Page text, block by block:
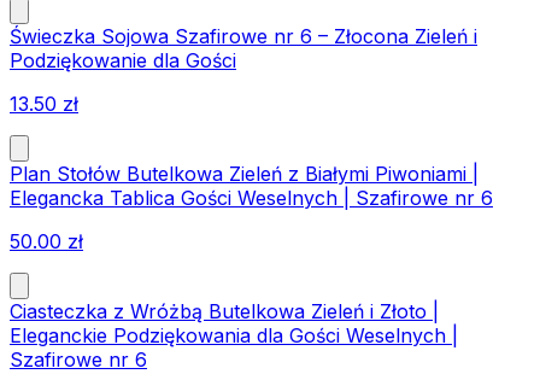
Świeczka Sojowa Szafirowe nr 6 – Złocona Zieleń i
Podziękowanie dla Gości
13.50 zł
Plan Stołów Butelkowa Zieleń z Białymi Piwoniami |
Elegancka Tablica Gości Weselnych | Szafirowe nr 6
50.00 zł
Ciasteczka z Wróżbą Butelkowa Zieleń i Złoto |
Eleganckie Podziękowania dla Gości Weselnych |
Szafirowe nr 6